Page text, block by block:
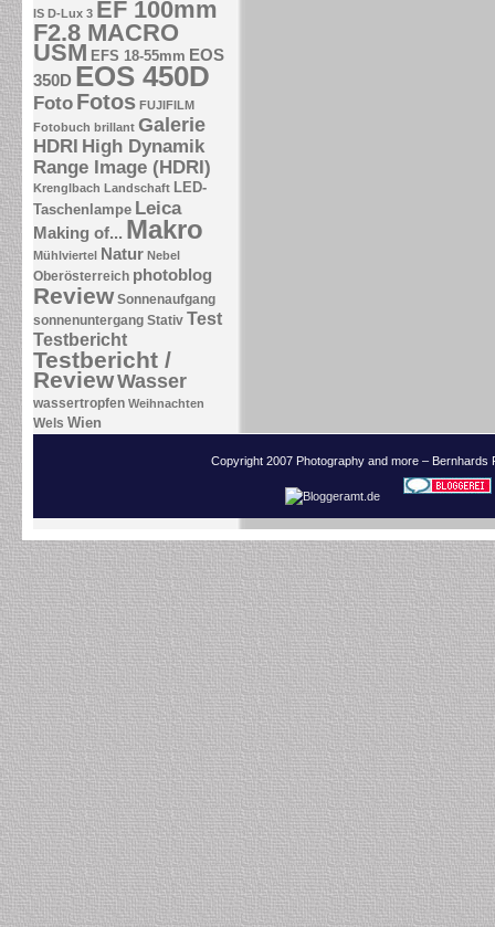
IS D-Lux 3 EF 100mm
F2.8 MACRO
USM EFS 18-55mm EOS
350D EOS 450D
Foto Fotos FUJIFILM
Fotobuch brillant Galerie
HDRI High Dynamik
Range Image (HDRI)
Krenglbach Landschaft LED-
Taschenlampe Leica
Making of... Makro
Mühlviertel Natur Nebel
Oberösterreich photoblog
Review Sonnenaufgang
sonnenuntergang Stativ Test
Testbericht
Testbericht /
ReviewWasser
wassertropfen Weihnachten
Wels Wien
Copyright 2007 Photography and more –